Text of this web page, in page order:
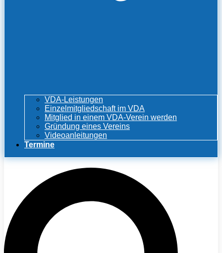
VDA-Leistungen
Einzelmitgliedschaft im VDA
Mitglied in einem VDA-Verein werden
Gründung eines Vereins
Videoanleitungen
Termine